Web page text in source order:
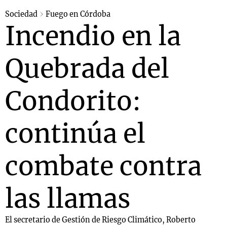
Sociedad Fuego en Córdoba
Incendio en la
Quebrada del
Condorito:
continúa el
combate contra
las llamas
El secretario de Gestión de Riesgo Climático, Roberto